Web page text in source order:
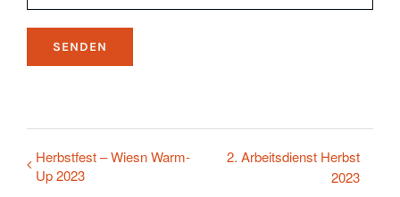
Herbstfest – Wiesn Warm-
Up 2023
2. Arbeitsdienst Herbst
2023